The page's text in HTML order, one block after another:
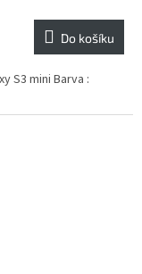
Do košíku
S3 mini Barva :